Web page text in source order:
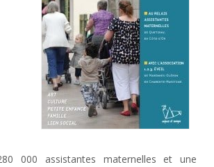
000 assistantes maternelles et une